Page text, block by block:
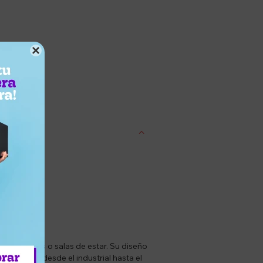

o salas de estar. Su diseño
desde el industrial hasta el